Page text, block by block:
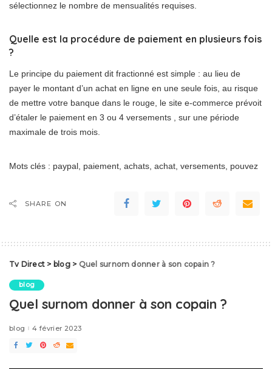
sélectionnez le nombre de mensualités requises.
Quelle est la procédure de paiement en plusieurs fois
?
Le principe du paiement dit fractionné est simple : au lieu de
payer le montant d’un achat en ligne en une seule fois, au risque
de mettre votre banque dans le rouge, le site e-commerce prévoit
d’étaler le paiement en 3 ou 4 versements , sur une période
maximale de trois mois.
Mots clés : paypal, paiement, achats, achat, versements, pouvez
SHARE ON
Tv Direct > blog> Quel surnom donner à son copain ?
blog
Quel surnom donner à son copain ?
blog 4 février 2023